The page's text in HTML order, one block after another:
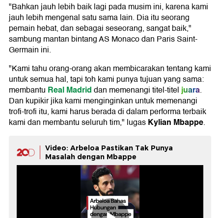
"Bahkan jauh lebih baik lagi pada musim ini, karena kami
jauh lebih mengenal satu sama lain. Dia itu seorang
pemain hebat, dan sebagai seseorang, sangat baik,"
sambung mantan bintang AS Monaco dan Paris Saint-
Germain ini.
"Kami tahu orang-orang akan membicarakan tentang kami
untuk semua hal, tapi toh kami punya tujuan yang sama:
membantu Real Madriddan memenangi titel-titeljuara.
Dan kupikir jika kami menginginkan untuk memenangi
trofi-trofi itu, kami harus berada di dalam performa terbaik
kami dan membantu seluruh tim," lugasKylian Mbappe.
Video: Arbeloa Pastikan Tak Punya
Masalah dengan Mbappe